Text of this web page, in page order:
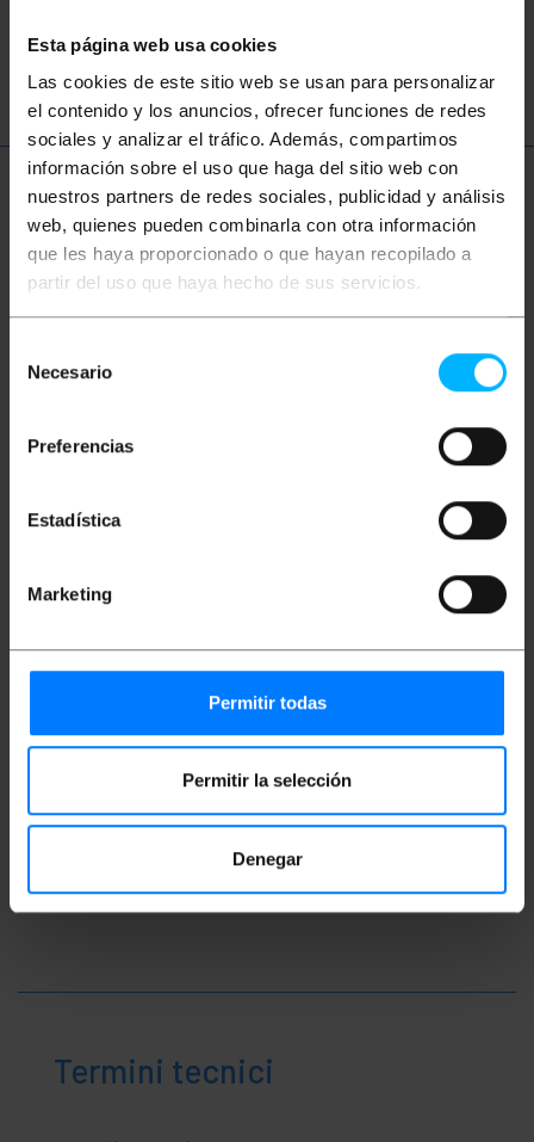
Esta página web usa cookies
Las cookies de este sitio web se usan para personalizar
el contenido y los anuncios, ofrecer funciones de redes
sociales y analizar el tráfico. Además, compartimos
información sobre el uso que haga del sitio web con
nuestros partners de redes sociales, publicidad y análisis
web, quienes pueden combinarla con otra información
que les haya proporcionado o que hayan recopilado a
partir del uso que haya hecho de sus servicios.
Necesario
Preferencias
Estadística
Marketing
Permitir todas
Permitir la selección
Denegar
ftth fibra ottica
Ulteriori informazioni
Descrizione
Cavo a fibra ottica duplex mono-modalità (SM). Ha
due connettori FC/PC su entrambe le estremità.
centrale e il suo rivestimento di 9/125 micron (?m).
Lunghezza del cavo di 20 m.
Classificazione
Termini tecnici